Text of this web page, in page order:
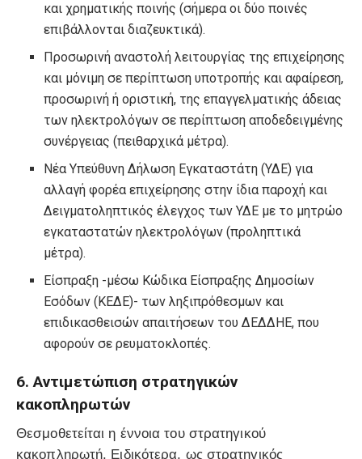
και χρηματικής ποινής (σήμερα οι δύο ποινές
επιβάλλονται διαζευκτικά).
Προσωρινή αναστολή λειτουργίας της επιχείρησης
και μόνιμη σε περίπτωση υποτροπής και αφαίρεση,
προσωρινή ή οριστική, της επαγγελματικής άδειας
των ηλεκτρολόγων σε περίπτωση αποδεδειγμένης
συνέργειας (πειθαρχικά μέτρα).
Νέα Υπεύθυνη Δήλωση Εγκαταστάτη (ΥΔΕ) για
αλλαγή φορέα επιχείρησης στην ίδια παροχή και
Δειγματοληπτικός έλεγχος των ΥΔΕ με το μητρώο
εγκαταστατών ηλεκτρολόγων (προληπτικά
μέτρα).
Είσπραξη -μέσω Κώδικα Είσπραξης Δημοσίων
Εσόδων (ΚΕΔΕ)- των ληξιπρόθεσμων και
επιδικασθεισών απαιτήσεων του ΔΕΔΔΗΕ, που
αφορούν σε ρευματοκλοπές.
6. Αντιμετώπιση στρατηγικών
κακοπληρωτών
Θεσμοθετείται η έννοια του στρατηγικού
κακοπληρωτή. Ειδικότερα, ως στρατηγικός